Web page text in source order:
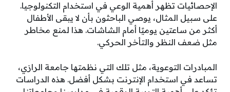
الإحصائيات تظهر أهمية الوعي في استخدام التكنولوجيا.
على سبيل المثال، يوصي الباحثون بأن لا يبقى الأطفال
أكثر من ساعتين يوميًا أمام الشاشات. هذا لمنع مخاطر
مثل ضعف النظر والتأخر الحركي.
المبادرات التوعوية، مثل تلك التي نظمتها جامعة الرازي،
تساعد في استخدام الإنترنت بشكل أفضل. هذه الدراسات